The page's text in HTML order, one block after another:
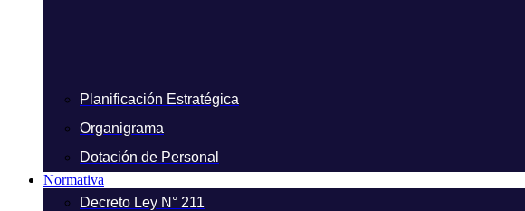
Planificación Estratégica
Organigrama
Dotación de Personal
Normativa
Decreto Ley N° 211